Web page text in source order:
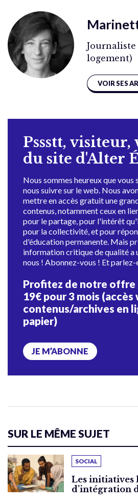
Journaliste
logement)
VOIR SES
Pssstt, visiteur,
du site d'Alter
Nous sommes heureux que vous
nous suivre sur le web. Nous
mettre en accès gratuit une
contenus, notamment ceux en
pour le partage, pour l'intérêt
pour la collectivité, et pour
d'éducation permanente. Mais
information critique de qualité a
nous ! Abonnez-vous ! Et parlez-
Profitez de notre
19€ pour 3 mois (accès
contenus/archives en
papier)
JE M’ABONNE
SUR LE MÊME SUJET
SOCIAL
Les initiatives
d’intégration